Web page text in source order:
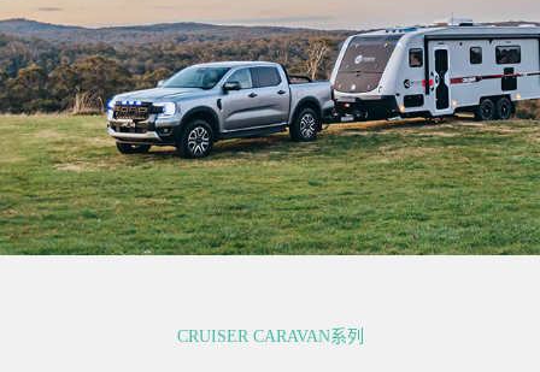
CRUISER CARAVAN系列